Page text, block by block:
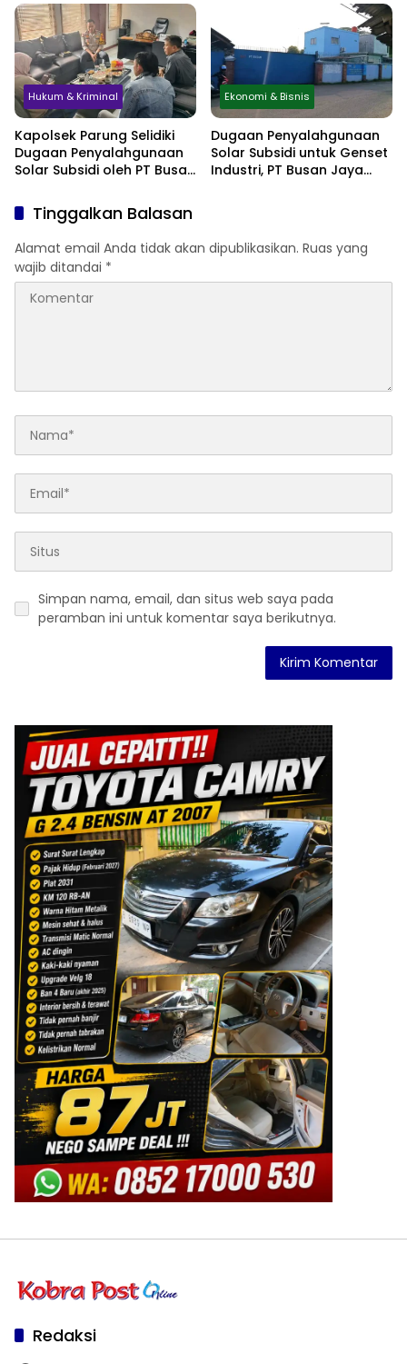
hingga Simpan Jasad di
Lemari
Perlindungan Hukum
Hukum & Kriminal
Kapolsek Parung Selidiki
Dugaan Penyalahgunaan
Solar Subsidi oleh PT Busan
Ekonomi & Bisnis
Dugaan Penyalahgunaan
Solar Subsidi untuk Genset
Industri, PT Busan Jaya
Tinggalkan Balasan
Alamat email Anda tidak akan dipublikasikan. Ruas yang
wajib ditandai *
Simpan nama, email, dan situs web saya pada
peramban ini untuk komentar saya berikutnya.
Redaksi